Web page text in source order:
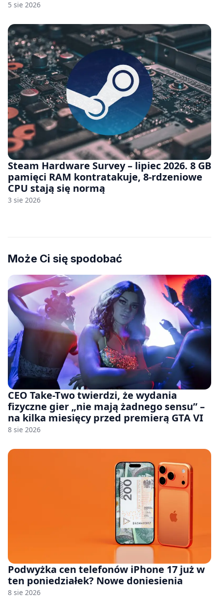
5 sie 2026
Steam Hardware Survey – lipiec 2026. 8 GB
pamięci RAM kontratakuje, 8-rdzeniowe
CPU stają się normą
3 sie 2026
Może Ci się spodobać
CEO Take-Two twierdzi, że wydania
fizyczne gier „nie mają żadnego sensu” –
na kilka miesięcy przed premierą GTA VI
8 sie 2026
Podwyżka cen telefonów iPhone 17 już w
ten poniedziałek? Nowe doniesienia
8 sie 2026